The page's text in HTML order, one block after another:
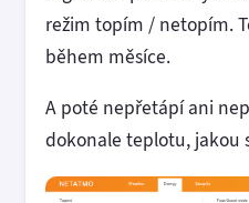
režim topím / netopím.
během měsíce.
A poté nepřetápí ani
dokonale teplotu, jakou